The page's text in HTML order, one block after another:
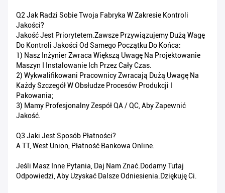
Q2 Jak Radzi Sobie Twoja Fabryka W Zakresie Kontroli
Jakości?
Jakość Jest Priorytetem.Zawsze Przywiązujemy Dużą Wagę
Do Kontroli Jakości Od Samego Początku Do Końca:
1) Nasz Inżynier Zwraca Większą Uwagę Na Projektowanie
Maszyn I Instalowanie Ich Przez Cały Czas.
2) Wykwalifikowani Pracownicy Zwracają Dużą Uwagę Na
Każdy Szczegół W Obsłudze Procesów Produkcji I
Pakowania;
3) Mamy Profesjonalny Zespół QA / QC, Aby Zapewnić
Jakość.
Q3 Jaki Jest Sposób Płatności?
A TT, West Union, Płatność Bankowa Online.
Jeśli Masz Inne Pytania, Daj Nam Znać.Dodamy Tutaj
Odpowiedzi, Aby Uzyskać Dalsze Odniesienia.Dziękuję Ci.